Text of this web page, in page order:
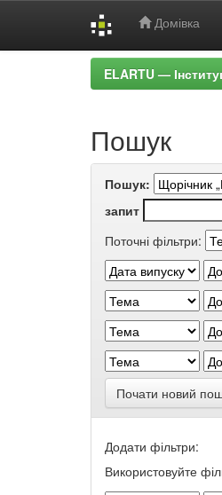
Домівка
ELARTU —
Пошук
Пошук:
запит
Поточні фільтри:
Почати новий
Додати фільтри:
Використовуйте